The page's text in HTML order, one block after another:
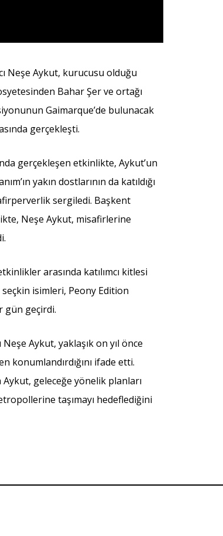
Neşe Aykut, kurucusu olduğu
Bahar Şer ve ortağı
Gaimarque’de bulunacak
gerçekleşti.
gerçekleşen etkinlikte, Aykut’un
yakın dostlarının da katıldığı
sergiledi. Başkent
Neşe Aykut, misafirlerine
arasında katılımcı kitlesi
seçkin isimleri, Peony Edition
gün geçirdi.
Aykut, yaklaşık on yıl önce
konumlandırdığını ifade etti.
geleceğe yönelik planları
taşımayı hedeflediğini